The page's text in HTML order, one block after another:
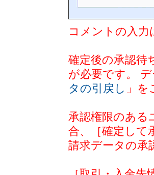
コメントの入
確定後の承認待
が必要です。
タの引戻し 」
承認権限のある
合、［確定して
請求データの承